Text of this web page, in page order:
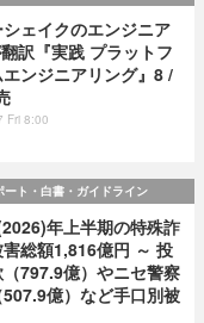
シェイクのエンジニア
訳『実践 プラットフ
エンジニアリング』8 /
Fri 8:00
ート・白書・ガイドライン
年上半期の特殊詐
総額1,816億円 ～ 投
797.9億）やニセ警察
億）など手口別被